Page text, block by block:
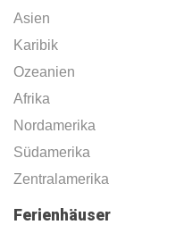
Asien
Karibik
Ozeanien
Afrika
Nordamerika
Südamerika
Zentralamerika
Ferienhäuser